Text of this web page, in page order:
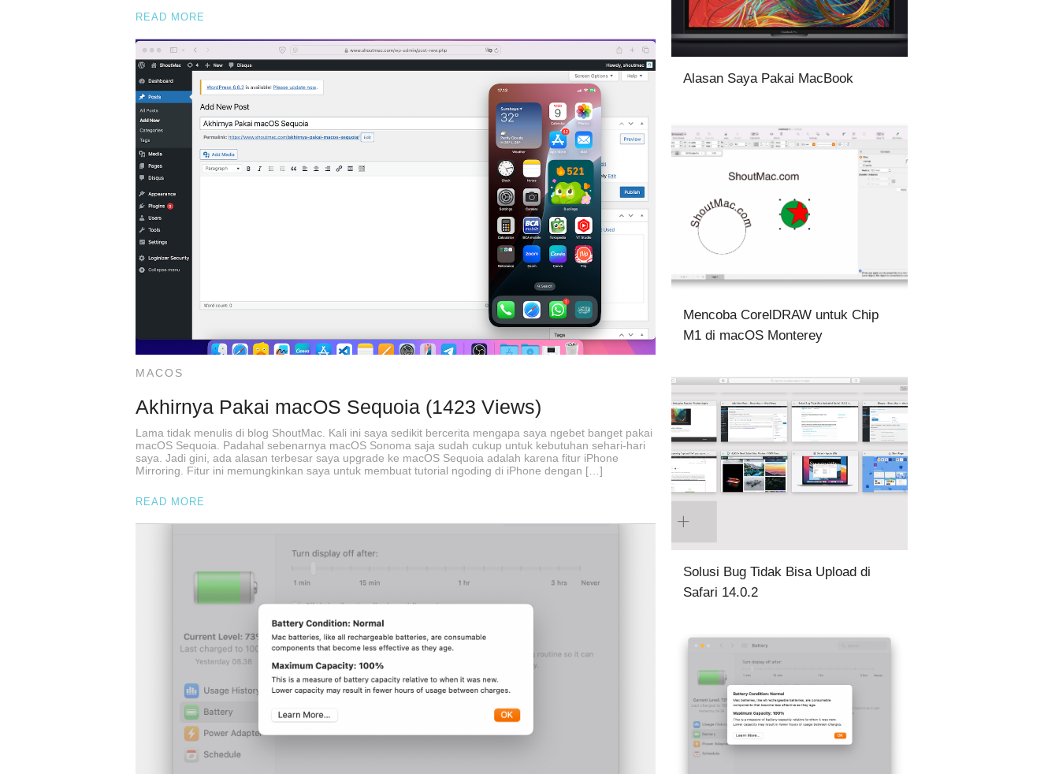
READ MORE
MACOS
Akhirnya Pakai macOS Sequoia (1423 Views)
Lama tidak menulis di blog ShoutMac. Kali ini saya sedikit bercerita mengapa saya ngebet banget pakai
macOS Sequoia. Padahal sebenarnya macOS Sonoma saja sudah cukup untuk kebutuhan sehari-hari
saya. Jadi gini, ada alasan terbesar saya upgrade ke macOS Sequoia adalah karena fitur iPhone
Mirroring. Fitur ini memungkinkan saya untuk membuat tutorial ngoding di iPhone dengan […]
READ MORE
Alasan Saya Pakai MacBook
Mencoba CorelDRAW untuk Chip
M1 di macOS Monterey
Solusi Bug Tidak Bisa Upload di
Safari 14.0.2